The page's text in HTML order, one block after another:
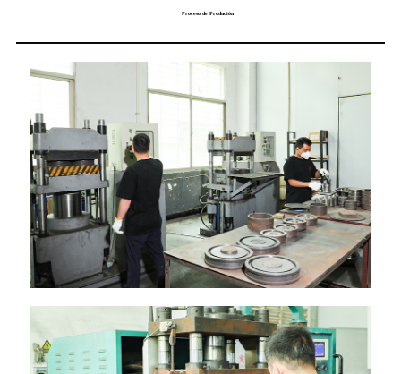
Proceso de Produción